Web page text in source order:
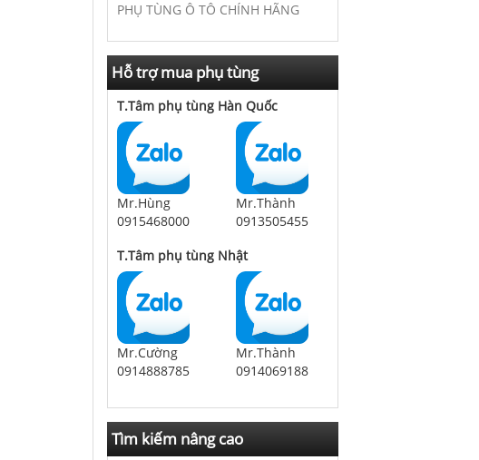
PHỤ TÙNG Ô TÔ CHÍNH HÃNG
Hỗ trợ mua phụ tùng
T.Tâm phụ tùng Hàn Quốc
Mr.Hùng
0915468000
Mr.Thành
0913505455
T.Tâm phụ tùng Nhật
Mr.Cường
0914888785
Mr.Thành
0914069188
Tìm kiếm nâng cao